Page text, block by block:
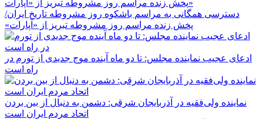
دسترسی همگانی به مراسم باشکوه روز مشروطه تاریخ ایران/
پخش زنده مراسم روز مشروطه تبریز از «آپارات»
ادعای عجیب نماینده مجلس: تا دو ماه آینده موج جدیدی از تورم در
راه است
نماینده ولی‌فقیه در آذربایجان شرقی: دشمن به دنبال از بین بردن
اتحاد مردم ایران است